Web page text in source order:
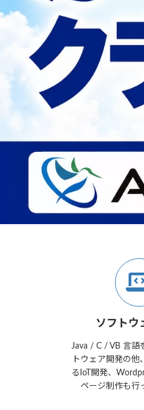
ソフトウ
Java / C / VB 言語
トウェア開発の他
るIoT開発、
ページ制作も行